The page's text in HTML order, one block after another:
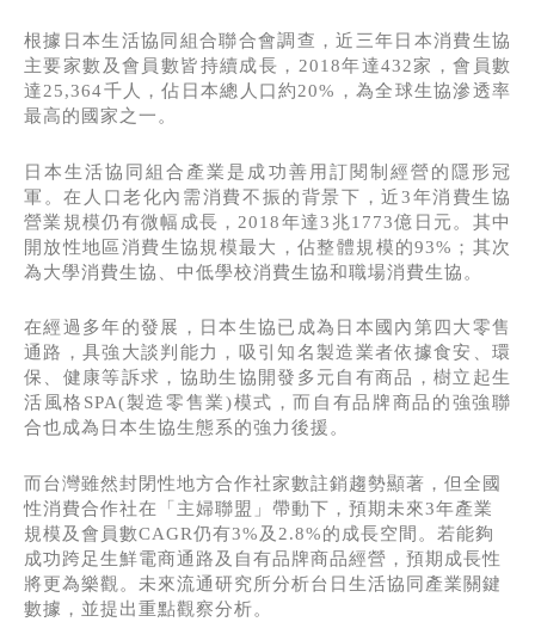
根據日本生活協同組合聯合會調查，近三年日本消費生協
主要家數及會員數皆持續成長，2018年達432家，會員數
達25,364千人，佔日本總人口約20%，為全球生協滲透率
最高的國家之一。
日本生活協同組合產業是成功善用訂閱制經營的隱形冠
軍。在人口老化內需消費不振的背景下，近3年消費生協
營業規模仍有微幅成長，2018年達3兆1773億日元。其中
開放性地區消費生協規模最大，佔整體規模的93%；其次
為大學消費生協、中低學校消費生協和職場消費生協。
在經過多年的發展，日本生協已成為日本國內第四大零售
通路，具強大談判能力，吸引知名製造業者依據食安、環
保、健康等訴求，協助生協開發多元自有商品，樹立起生
活風格SPA(製造零售業)模式，而自有品牌商品的強強聯
合也成為日本生協生態系的強力後援。
而台灣雖然封閉性地方合作社家數註銷趨勢顯著，但全國
性消費合作社在「主婦聯盟」帶動下，預期未來3年產業
規模及會員數CAGR仍有3%及2.8%的成長空間。若能夠
成功跨足生鮮電商通路及自有品牌商品經營，預期成長性
將更為樂觀。未來流通研究所分析台日生活協同產業關鍵
數據，並提出重點觀察分析。